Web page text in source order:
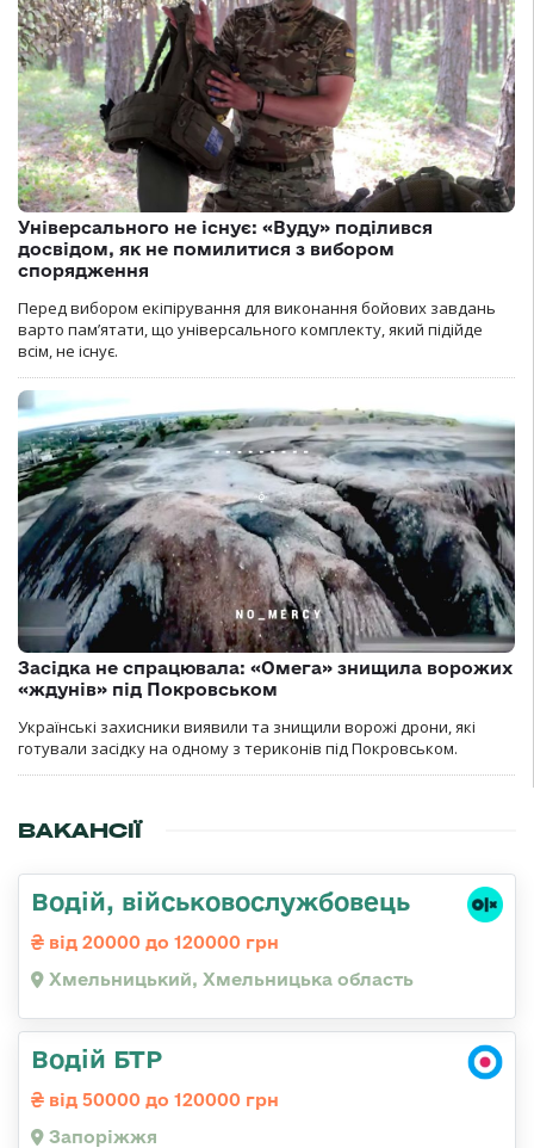
Універсального не існує: «Вуду» поділився
досвідом, як не помилитися з вибором
спорядження
Перед вибором екіпірування для виконання бойових завдань
варто пам’ятати, що універсального комплекту, який підійде
всім, не існує.
Засідка не спрацювала: «Омега» знищила ворожих
«ждунів» під Покровськом
Українські захисники виявили та знищили ворожі дрони, які
готували засідку на одному з териконів під Покровськом.
ВАКАНСІЇ
Водій, військовослужбовець
від 20000 до 120000 грн
Хмельницький, Хмельницька область
Водій БТР
від 50000 до 120000 грн
Запоріжжя